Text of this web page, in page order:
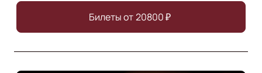
Билеты от20800₽